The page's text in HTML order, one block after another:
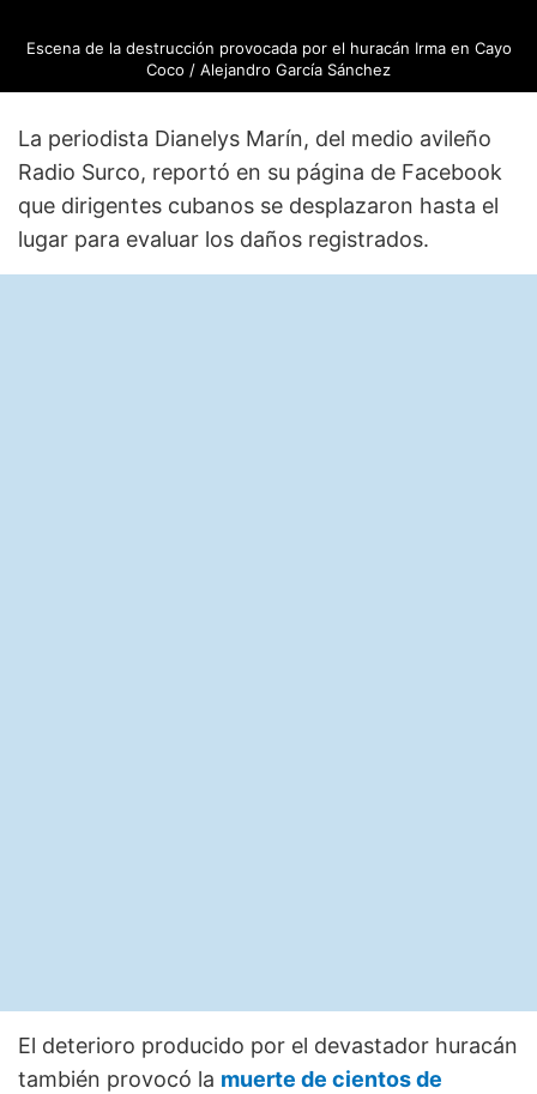
Escena de la destrucción provocada por el huracán Irma en Cayo
Coco / Alejandro García Sánchez
La periodista Dianelys Marín, del medio avileño
Radio Surco, reportó en su página de Facebook
que dirigentes cubanos se desplazaron hasta el
lugar para evaluar los daños registrados.
El deterioro producido por el devastador huracán
también provocó la muerte de cientos de